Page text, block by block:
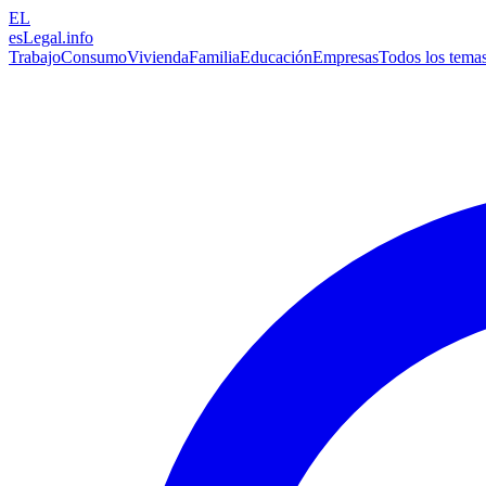
EL
esLegal.info
TrabajoConsumoViviendaFamiliaEducaciónEmpresasTodos los